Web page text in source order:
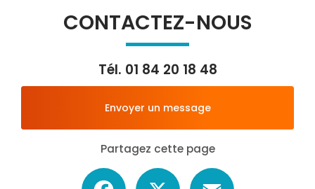
CONTACTEZ-NOUS
Tél. 01 84 20 18 48
Envoyer un message
Partagez cette page
Facebook